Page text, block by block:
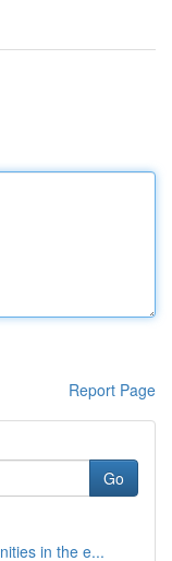
Report Page
Go
in the e...